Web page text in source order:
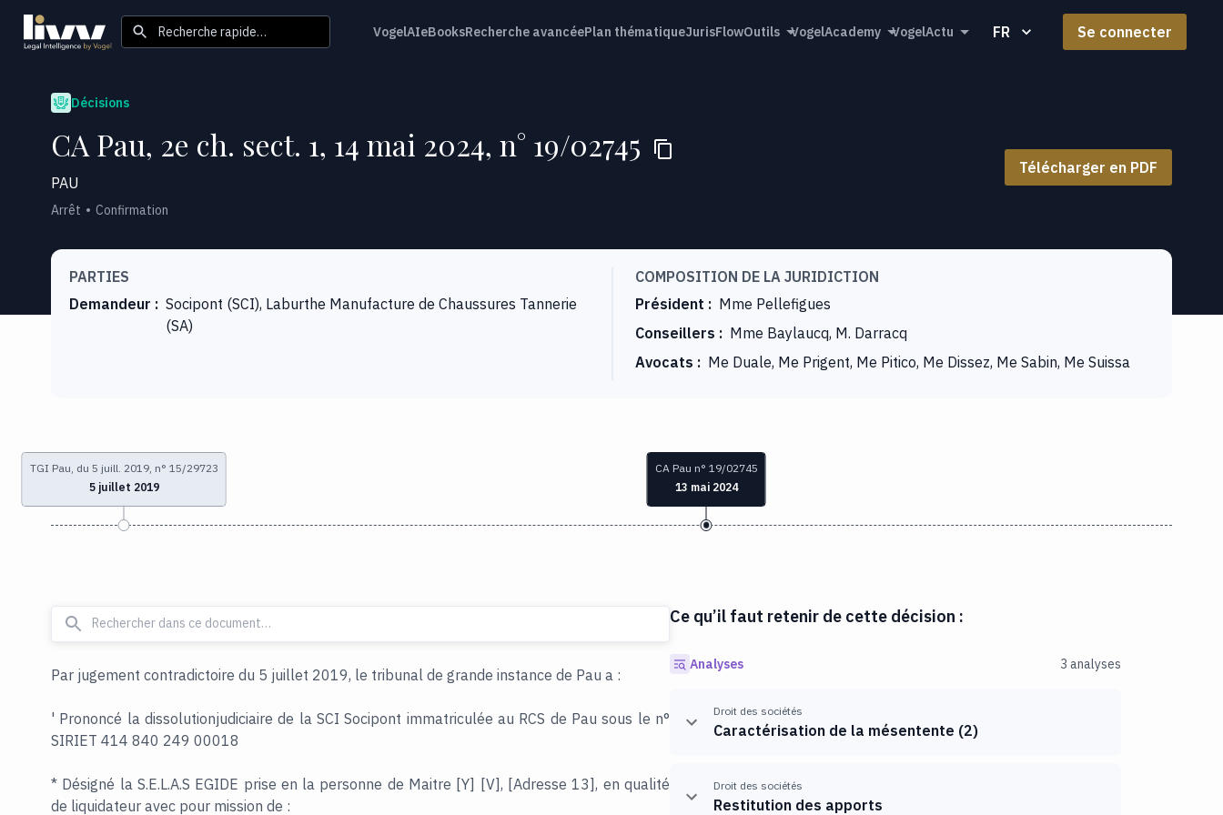
Recherche rapide… VogelAIeBooksRecherche avancéePlan thématiqueJurisFlowOutils VogelAcademy VogelActu FR Se connecter
Décisions
CA Pau, 2e ch. sect. 1, 14 mai 2024, n° 19/02745
PAU
Télécharger en PDF
Arrêt Confirmation
PARTIES
Demandeur : Socipont (SCI), Laburthe Manufacture de Chaussures Tannerie
(SA)
COMPOSITION DE LA JURIDICTION
Président : Mme Pellefigues
Conseillers : Mme Baylaucq, M. Darracq
Avocats : Me Duale, Me Prigent, Me Pitico, Me Dissez, Me Sabin, Me Suissa
TGI Pau, du 5 juill. 2019, n° 15/29723
5 juillet 2019
CA Pau n° 19/02745
13 mai 2024
Par jugement contradictoire du 5 juillet 2019, le tribunal de grande instance de Pau a :
' Prononcé la dissolutionjudiciaire de la SCI Socipont immatriculée au RCS de Pau sous le n°
SIRIET 414 840 249 00018
* Désigné la S.E.L.A.S EGIDE prise en la personne de Maitre [Y] [V], [Adresse 13], en qualité
de liquidateur avec pour mission de :
Ce qu’il faut retenir de cette décision :
Analyses 3 analyses
Droit des sociétés
Caractérisation de la mésentente (2)
Droit des sociétés
Restitution des apports